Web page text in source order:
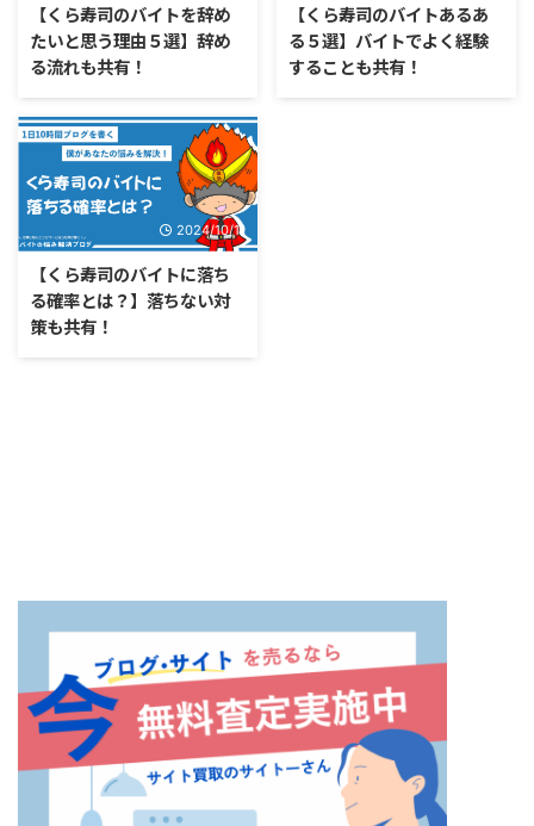
【くら寿司のバイトを辞め
たいと思う理由５選】辞め
る流れも共有！
【くら寿司のバイトあるあ
る５選】バイトでよく経験
することも共有！
2024/10/11
【くら寿司のバイトに落ち
る確率とは？】落ちない対
策も共有！